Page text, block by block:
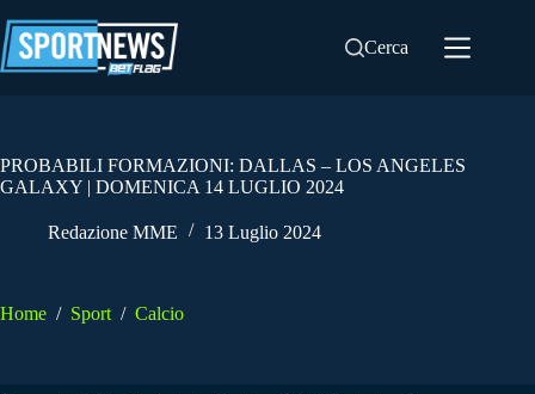
al
contenuto
Cerca
PROBABILI FORMAZIONI: DALLAS – LOS ANGELES
GALAXY | DOMENICA 14 LUGLIO 2024
Redazione MME 13 Luglio 2024
Home / Sport / Calcio